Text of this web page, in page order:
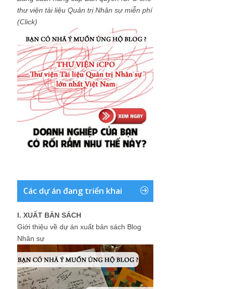
thư viện tài liệu Quản trị Nhân sự miễn phí
(Click)
Các dự án đang triển khai
I. XUẤT BẢN SÁCH
Giới thiệu về dự án xuất bản sách Blog
Nhân sự